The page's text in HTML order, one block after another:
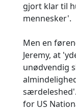
gjort klar til
mennesker'.
Men en
Jeremy, at
unødvendig
for US